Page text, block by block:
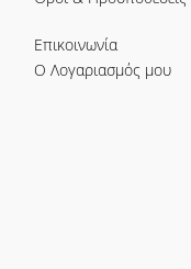
Επικοινωνία
Ο Λογαριασμός μου